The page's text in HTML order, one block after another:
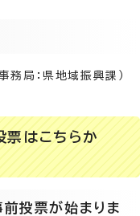
務局：県地域振興課）
票はこちらか
投票が始まりま